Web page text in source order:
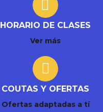
HORARIO DE CLASES
Ver más
COUTAS Y OFERTAS
Ofertas adaptadas a tí